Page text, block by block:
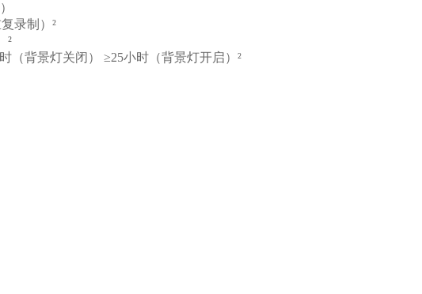
录制）²
²
（背景灯关闭） ≥25小时（背景灯开启）²